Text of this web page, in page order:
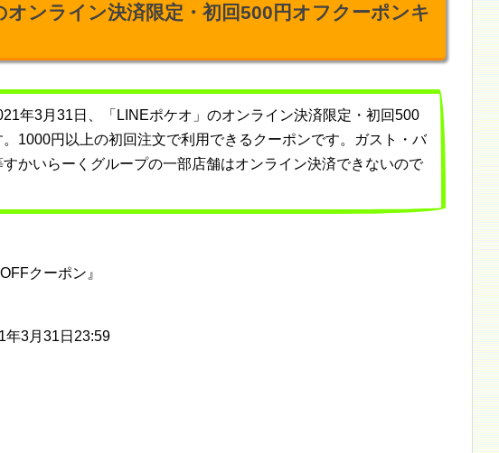
オンライン決済限定・初回500円オフクーポンキ
年3月31日、「LINEポケオ」のオンライン決済限定・初回500
1000円以上の初回注文で利用できるクーポンです。ガスト・バ
かいらーくグループの一部店舗はオンライン決済できないので
クーポン』
年3月31日23:59